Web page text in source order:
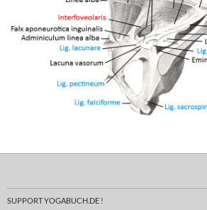
SUPPORT YOGABUCH.DE !